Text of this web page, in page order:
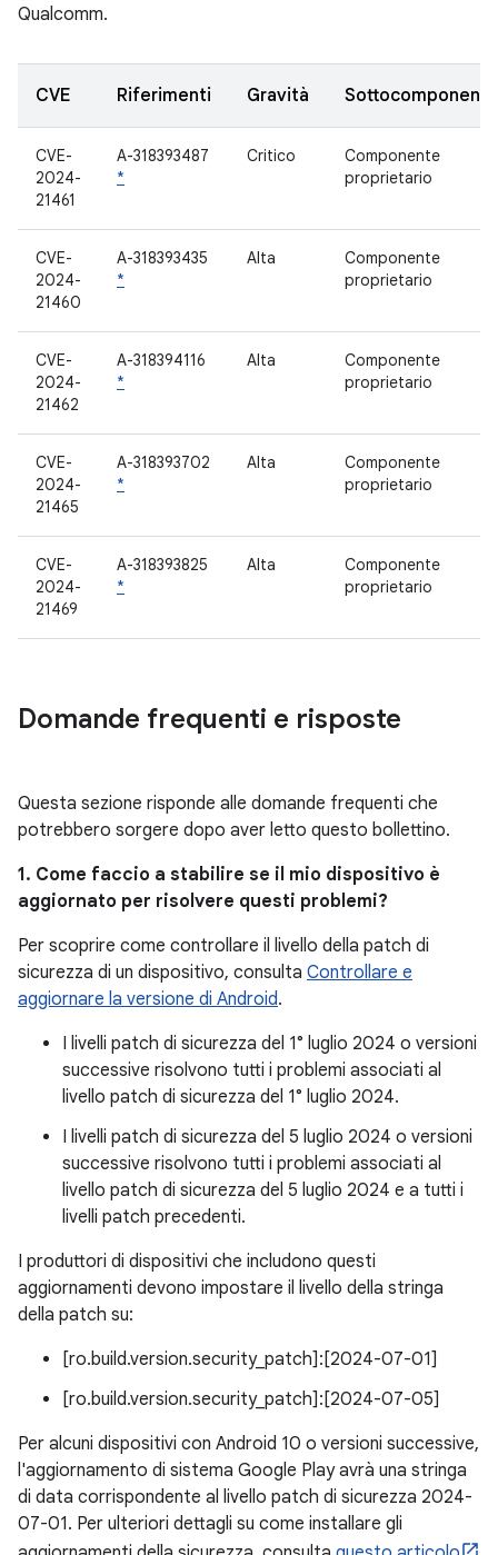
Qualcomm.
CVE Riferimenti Gravità Sottocomponente
CVE-
2024-
21461
A-318393487
*
Critico
Componente
proprietario
CVE-
2024-
21460
A-318393435
*
Alta
Componente
proprietario
CVE-
2024-
21462
A-318394116
*
Alta
Componente
proprietario
CVE-
2024-
21465
A-318393702
*
Alta
Componente
proprietario
CVE-
2024-
21469
A-318393825
*
Alta
Componente
proprietario
Domande frequenti e risposte
Questa sezione risponde alle domande frequenti che
potrebbero sorgere dopo aver letto questo bollettino.
1. Come faccio a stabilire se il mio dispositivo è
aggiornato per risolvere questi problemi?
Per scoprire come controllare il livello della patch di
sicurezza di un dispositivo, consulta Controllare e
aggiornare la versione di Android.
I livelli patch di sicurezza del 1° luglio 2024 o versioni
successive risolvono tutti i problemi associati al
livello patch di sicurezza del 1° luglio 2024.
I livelli patch di sicurezza del 5 luglio 2024 o versioni
successive risolvono tutti i problemi associati al
livello patch di sicurezza del 5 luglio 2024 e a tutti i
livelli patch precedenti.
I produttori di dispositivi che includono questi
aggiornamenti devono impostare il livello della stringa
della patch su:
[ro.build.version.security_patch]:[2024-07-01]
[ro.build.version.security_patch]:[2024-07-05]
Per alcuni dispositivi con Android 10 o versioni successive,
l'aggiornamento di sistema Google Play avrà una stringa
di data corrispondente al livello patch di sicurezza 2024-
07-01. Per ulteriori dettagli su come installare gli